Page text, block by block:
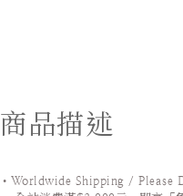
商品描述
•Worldwide Shipping / Please